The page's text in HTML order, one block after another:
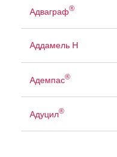
Адваграф®
Аддамель Н
Адемпас®
Адуцил®